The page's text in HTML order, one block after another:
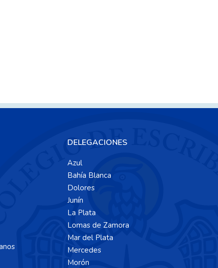
DELEGACIONES
Azul
Bahía Blanca
Dolores
Junín
La Plata
Lomas de Zamora
Mar del Plata
Mercedes
Morón